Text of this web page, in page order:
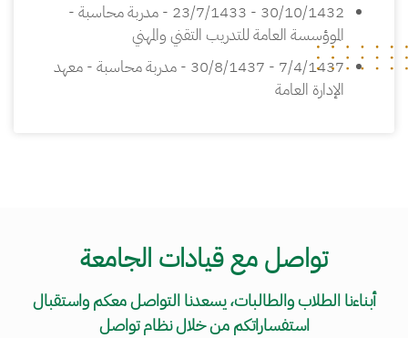
30/10/1432 - 23/7/1433 - مدربة محاسبة -
الموؤسسة العامة للتدريب التقني والمهني
7/4/1437 - 30/8/1437 - مدربة محاسبة - معهد
الإدارة العامة
تواصل مع قيادات الجامعة
أبناءنا الطلاب والطالبات، يسعدنا التواصل معكم واستقبال
استفساراتكم من خلال نظام تواصل